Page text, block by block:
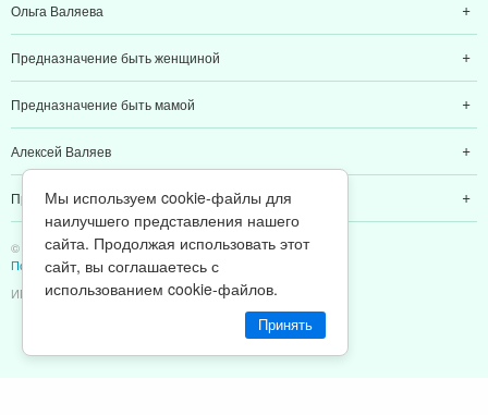
Ольга Валяева
Предназначение быть женщиной
Предназначение быть мамой
Алексей Валяев
Предназначение быть папой
© 2011-2026 Предназначение быть Женщиной
Политика конфиденциальности
ИП Валяев А. В. | ИНН 380111808709
Мы используем cookie-файлы для
наилучшего представления нашего
сайта. Продолжая использовать этот
сайт, вы соглашаетесь с
использованием cookie-файлов.
Принять